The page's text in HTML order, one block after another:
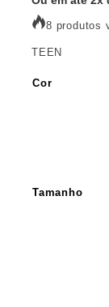
8 produtos
TEEN
Cor
Tamanho